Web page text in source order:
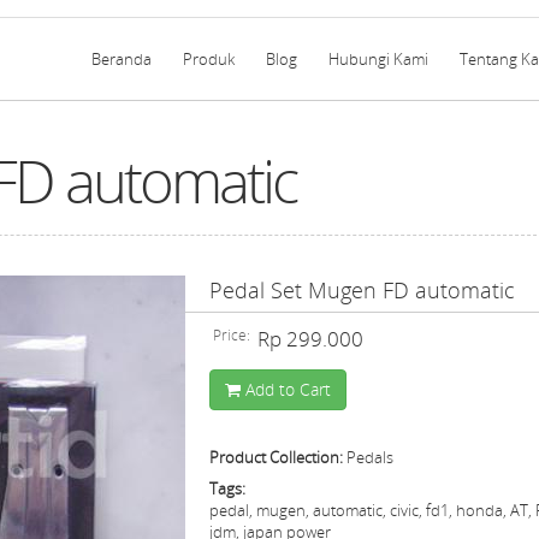
Beranda Produk Blog Hubungi Kami Tentang
automatic
Pedal Set Mugen FD automatic
Price: Rp 299.000
Add to Cart
Product Collection: Pedals
Tags:
pedal, mugen, automatic, civic, fd1, honda, AT,
jdm, japan power